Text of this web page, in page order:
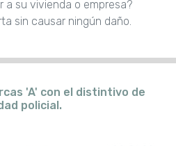
a su vivienda o empresa?
sin causar ningún daño.
'A' con el distintivo de
policial.